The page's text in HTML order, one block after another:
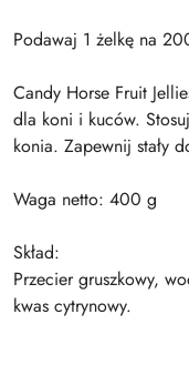
Podawaj 1 żelkę na
Candy Horse Fruit
dla koni i kuców.
konia. Zapewnij stały
Waga netto: 400 g
Skład:
Przecier gruszkowy,
kwas cytrynowy.